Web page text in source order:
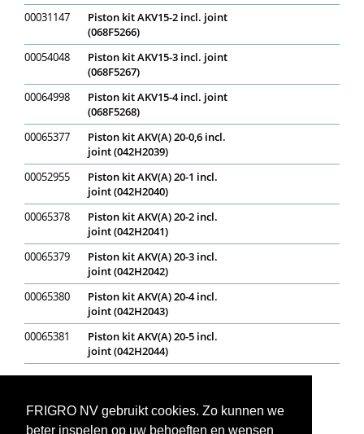
FRIGRO NV gebruikt cookies. Zo kunnen we
beter inspelen op uw behoeften en wensen
00031147
Piston kit AKV15-2 incl. joint
(068F5266)
00054048
Piston kit AKV15-3 incl. joint
(068F5267)
00064998
Piston kit AKV15-4 incl. joint
(068F5268)
00065377
Piston kit AKV(A) 20-0,6 incl.
joint (042H2039)
00052955
Piston kit AKV(A) 20-1 incl.
joint (042H2040)
00065378
Piston kit AKV(A) 20-2 incl.
joint (042H2041)
00065379
Piston kit AKV(A) 20-3 incl.
joint (042H2042)
00065380
Piston kit AKV(A) 20-4 incl.
joint (042H2043)
00065381
Piston kit AKV(A) 20-5 incl.
joint (042H2044)
Voorraadweergave onder voorbehoud van verkoop